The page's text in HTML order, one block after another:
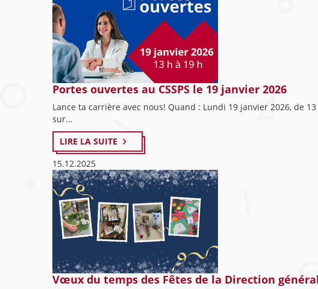
Portes ouvertes au CSSPS le 19 janvier 2026
Lance ta carrière avec nous! Quand : Lundi 19 janvier 2026, de
sur...
LIRE LA SUITE
15.12.2025
Vœux du temps des Fêtes de la Direction